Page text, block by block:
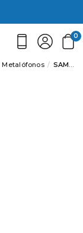
0
Metalófonos SAMBA 3801SM Lámina Sol sostenido (2ª octava) metalofón bajo